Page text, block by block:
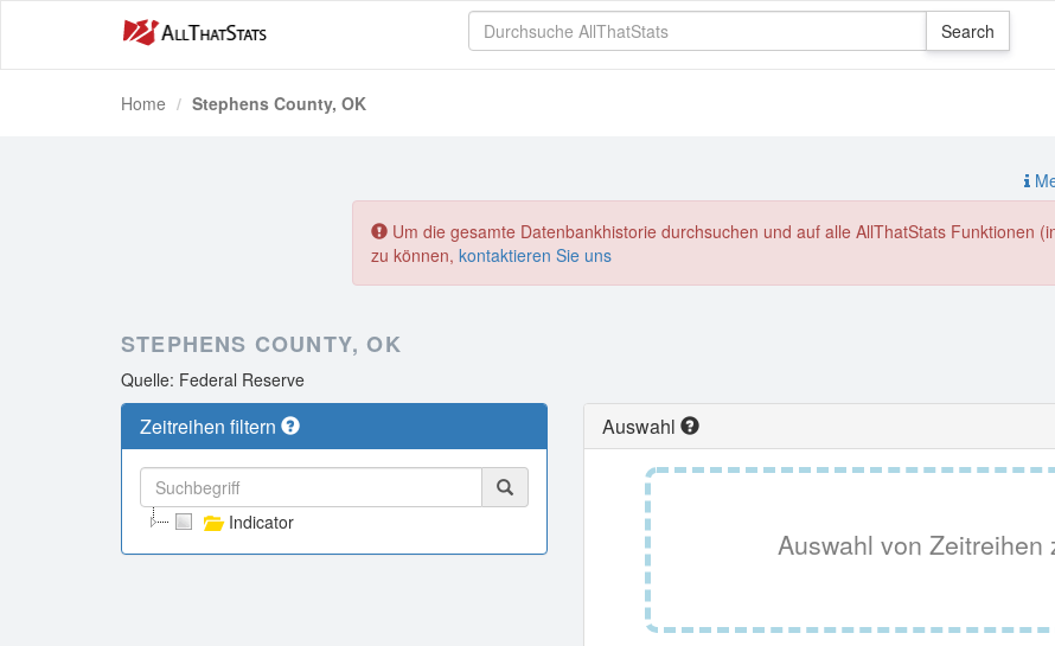
Home Stephens County, OK
Um die gesamte Datenbankhistorie durchsuchen und auf alle AllThatStats Funktionen
zu können, kontaktieren Sie uns
STEPHENS COUNTY, OK
Quelle: Federal Reserve
Zeitreihen filtern
Indicator
Auswahl
Auswahl von Zeitreihen